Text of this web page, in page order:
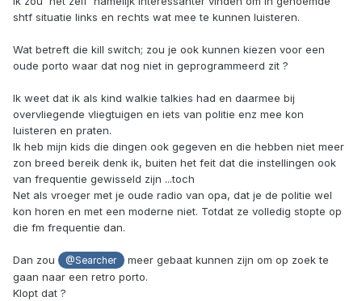
shtf situatie links en rechts wat mee te kunnen luisteren.
Wat betreft die kill switch; zou je ook kunnen kiezen voor een
oude porto waar dat nog niet in geprogrammeerd zit ?
Ik weet dat ik als kind walkie talkies had en daarmee bij
overvliegende vliegtuigen en iets van politie enz mee kon
luisteren en praten.
Ik heb mijn kids die dingen ook gegeven en die hebben niet meer
zon breed bereik denk ik, buiten het feit dat die instellingen ook
van frequentie gewisseld zijn ...toch
Net als vroeger met je oude radio van opa, dat je de politie wel
kon horen en met een moderne niet. Totdat ze volledig stopte op
die fm frequentie dan.
Dan zou @Searcher
meer gebaat kunnen zijn om op zoek te
gaan naar een retro porto.
Klopt dat ?